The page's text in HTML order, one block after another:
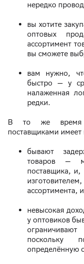
нередко
вы хотите
оптовых
ассортимент
вы сможете
вам нужно,
быстро — у
налаженная
редки.
В то же время
поставщиками
бывают
товаров —
поставщика, и,
ассортимента,
невысокая
у оптовиков
поскольку
определённую